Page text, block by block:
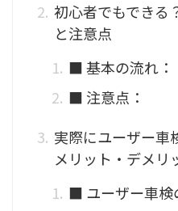
初心者でもできる
と注意点
■ 基本の流れ：
■ 注意点：
実際にユーザー車
メリット・デメリ
■ ユーザー車検